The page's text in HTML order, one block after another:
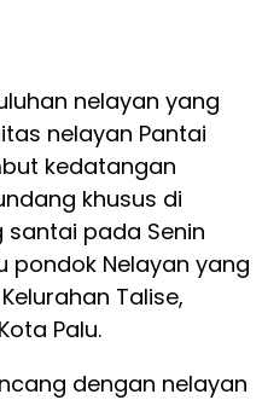
nelayan yang
nelayan Pantai
kedatangan
khusus di
pada Senin
pondok Nelayan yang
Talise,
Palu.
dengan nelayan